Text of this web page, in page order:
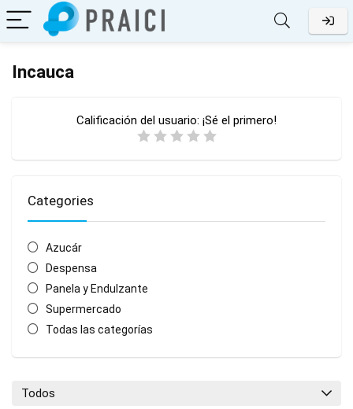
Incauca
Calificación del usuario: ¡Sé el primero!
Categories
Azucár
Despensa
Panela y Endulzante
Supermercado
Todas las categorías
Todos